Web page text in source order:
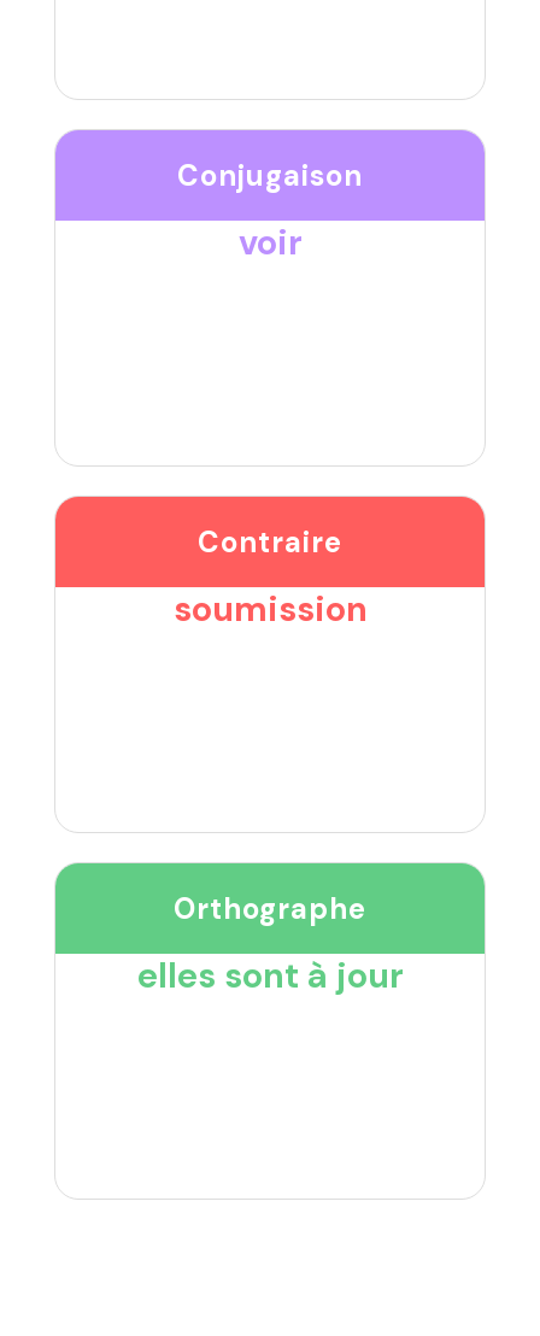
Conjugaison
voir
Contraire
soumission
Orthographe
elles sont à jour